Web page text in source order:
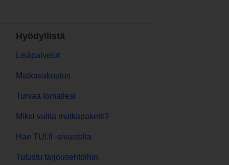
Hyödyllistä
Lisäpalvelut
Matkavakuutus
Turvaa lomallesi
Miksi valita matkapaketti?
Hae TUI.fi -sivustolta
Tutustu tarjousehtoihin